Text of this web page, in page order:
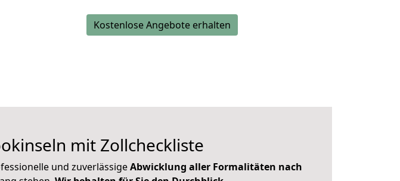
Kostenlose Angebote erhalten
mit Zollcheckliste
und zuverlässigeAbwicklung aller Formalitäten nach